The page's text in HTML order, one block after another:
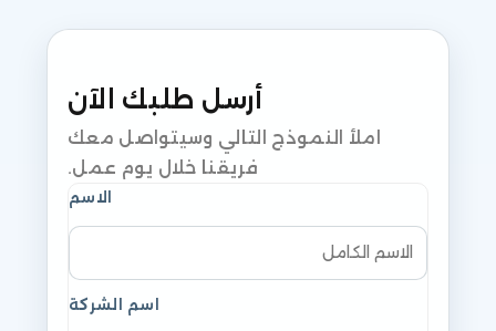
أرسل طلبك الآن
املأ النموذج التالي وسيتواصل معك
فريقنا خلال يوم عمل.
الاسم
اسم الشركة